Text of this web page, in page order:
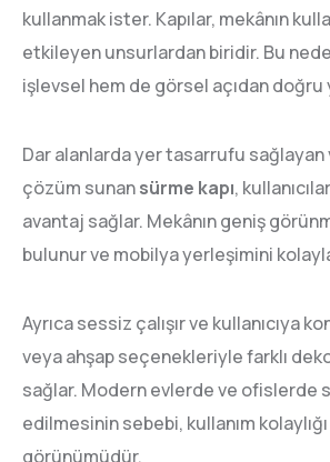
kullanmak ister. Kapılar, mekânın
etkileyen unsurlardan biridir. Bu
işlevsel hem de görsel açıdan doğru
Dar alanlarda yer tasarrufu
çözüm sunansürme kapı,
avantaj sağlar. Mekânın geniş
bulunur ve mobilya yerleşimini
Ayrıca sessiz çalışır ve kullanıcıya
veya ahşap seçenekleriyle farklı
sağlar. Modern evlerde ve ofislerde
edilmesinin sebebi, kullanım kolaylığı
görünümüdür.